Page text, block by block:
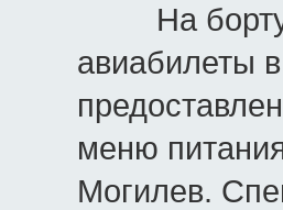
На борту
авиабилеты
меню
Могилев.